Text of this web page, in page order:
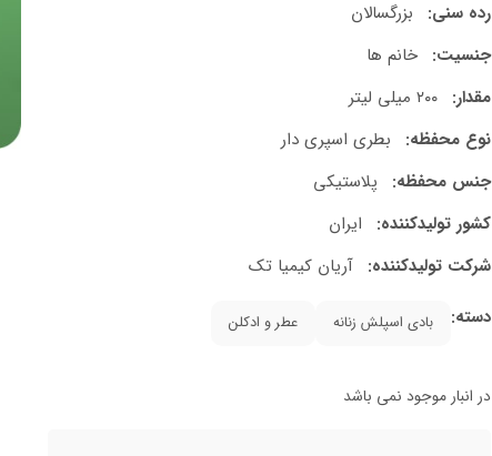
رده سنی:
بزرگسالان
جنسیت: خانم ها
مقدار: ۲۰۰ میلی لیتر
نوع محفظه:
بطری اسپری دار
جنس محفظه:
پلاستیکی
کشور تولید‎کننده:
ایران
شرکت تولید‎کننده:
آریان کیمیا تک
دسته:
بادی اسپلش زنانه عطر و ادکلن
در انبار موجود نمی باشد